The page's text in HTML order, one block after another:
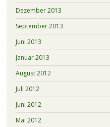
Dezember 2013
September 2013
Juni 2013
Januar 2013
August 2012
Juli 2012
Juni 2012
Mai 2012